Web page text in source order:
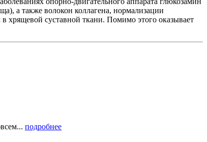
а также волокон коллагена, нормализации
хрящевой суставной ткани. Помимо этого оказывает
подробнее